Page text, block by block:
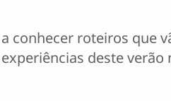
roteiros que
deste verão